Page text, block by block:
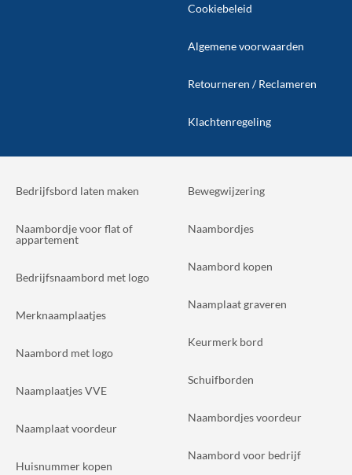
Cookiebeleid
Algemene voorwaarden
Retourneren / Reclameren
Klachtenregeling
Bedrijfsbord laten maken
Naambordje voor flat of
appartement
Bedrijfsnaambord met logo
Merknaamplaatjes
Naambord met logo
Naamplaatjes VVE
Naamplaat voordeur
Huisnummer kopen
Bewegwijzering
Naambordjes
Naambord kopen
Naamplaat graveren
Keurmerk bord
Schuifborden
Naambordjes voordeur
Naambord voor bedrijf